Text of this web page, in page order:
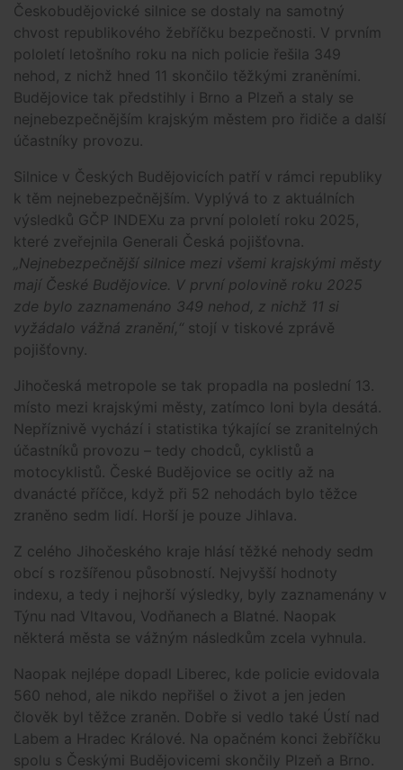
Českobudějovické silnice se dostaly na samotný
chvost republikového žebříčku bezpečnosti. V prvním
pololetí letošního roku na nich policie řešila 349
nehod, z nichž hned 11 skončilo těžkými zraněními.
Budějovice tak předstihly i Brno a Plzeň a staly se
nejnebezpečnějším krajským městem pro řidiče a další
účastníky provozu.
Silnice v Českých Budějovicích patří v rámci republiky
k těm nejnebezpečnějším. Vyplývá to z aktuálních
výsledků GČP INDEXu za první pololetí roku 2025,
které zveřejnila Generali Česká pojišťovna.
„Nejnebezpečnější silnice mezi všemi krajskými městy
mají České Budějovice. V první polovině roku 2025
zde bylo zaznamenáno 349 nehod, z nichž 11 si
vyžádalo vážná zranění,“ stojí v tiskové zprávě
pojišťovny.
Jihočeská metropole se tak propadla na poslední 13.
místo mezi krajskými městy, zatímco loni byla desátá.
Nepříznivě vychází i statistika týkající se zranitelných
účastníků provozu – tedy chodců, cyklistů a
motocyklistů. České Budějovice se ocitly až na
dvanácté příčce, když při 52 nehodách bylo těžce
zraněno sedm lidí. Horší je pouze Jihlava.
Z celého Jihočeského kraje hlásí těžké nehody sedm
obcí s rozšířenou působností. Nejvyšší hodnoty
indexu, a tedy i nejhorší výsledky, byly zaznamenány v
Týnu nad Vltavou, Vodňanech a Blatné. Naopak
některá města se vážným následkům zcela vyhnula.
Naopak nejlépe dopadl Liberec, kde policie evidovala
560 nehod, ale nikdo nepřišel o život a jen jeden
člověk byl těžce zraněn. Dobře si vedlo také Ústí nad
Labem a Hradec Králové. Na opačném konci žebříčku
spolu s Českými Budějovicemi skončily Plzeň a Brno.